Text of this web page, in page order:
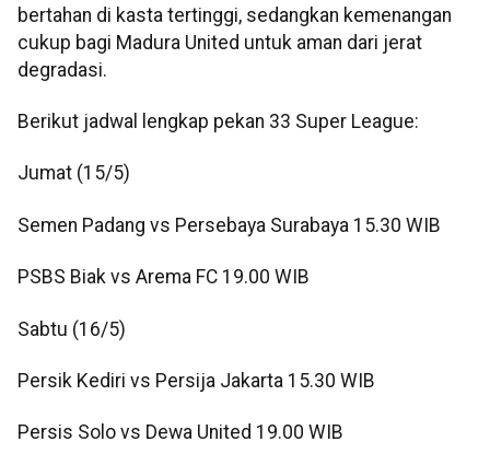
bertahan di kasta tertinggi, sedangkan kemenangan
cukup bagi Madura United untuk aman dari jerat
degradasi.
Berikut jadwal lengkap pekan 33 Super League:
Jumat (15/5)
Semen Padang vs Persebaya Surabaya 15.30 WIB
PSBS Biak vs Arema FC 19.00 WIB
Sabtu (16/5)
Persik Kediri vs Persija Jakarta 15.30 WIB
Persis Solo vs Dewa United 19.00 WIB